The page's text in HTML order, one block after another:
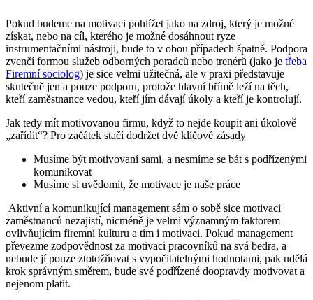
Pokud budeme na motivaci pohlížet jako na zdroj, který je možné
získat, nebo na cíl, kterého je možné dosáhnout ryze
instrumentačními nástroji, bude to v obou případech špatně. Podpora
zvenčí formou služeb odborných poradců nebo trenérů (jako je třeba
Firemní sociolog) je sice velmi užitečná, ale v praxi představuje
skutečně jen a pouze podporu, protože hlavní břímě leží na těch,
kteří zaměstnance vedou, kteří jím dávají úkoly a kteří je kontrolují.
Jak tedy mít motivovanou firmu, když to nejde koupit ani úkolově
„zařídit“? Pro začátek stačí dodržet dvě klíčové zásady
Musíme být motivovaní sami, a nesmíme se bát s podřízenými
komunikovat
Musíme si uvědomit, že motivace je naše práce
Aktivní a komunikující management sám o sobě sice motivaci
zaměstnanců nezajistí, nicméně je velmi významným faktorem
ovlivňujícím firemní kulturu a tím i motivaci. Pokud management
převezme zodpovědnost za motivaci pracovníků na svá bedra, a
nebude jí pouze ztotožňovat s vypočitatelnými hodnotami, pak udělá
krok správným směrem, bude své podřízené doopravdy motivovat a
nejenom platit.